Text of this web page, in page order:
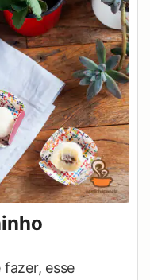
esse